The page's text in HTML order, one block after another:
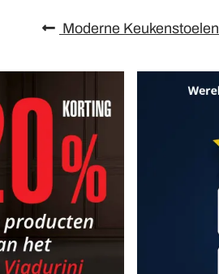
Moderne Keukenstoelen